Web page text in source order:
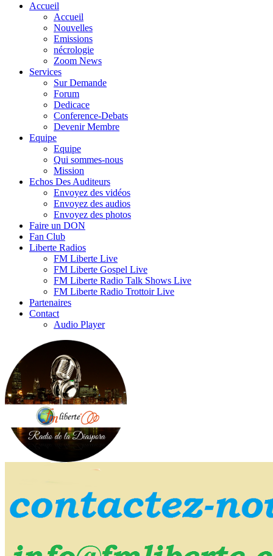
Accueil
Accueil
Nouvelles
Emissions
nécrologie
Zoom News
Services
Sur Demande
Forum
Dedicace
Conference-Debats
Devenir Membre
Equipe
Equipe
Qui sommes-nous
Mission
Echos Des Auditeurs
Envoyez des vidéos
Envoyez des audios
Envoyez des photos
Faire un DON
Fan Club
Liberte Radios
FM Liberte Live
FM Liberte Gospel Live
FM Liberte Radio Talk Shows Live
FM Liberte Radio Trottoir Live
Partenaires
Contact
Audio Player